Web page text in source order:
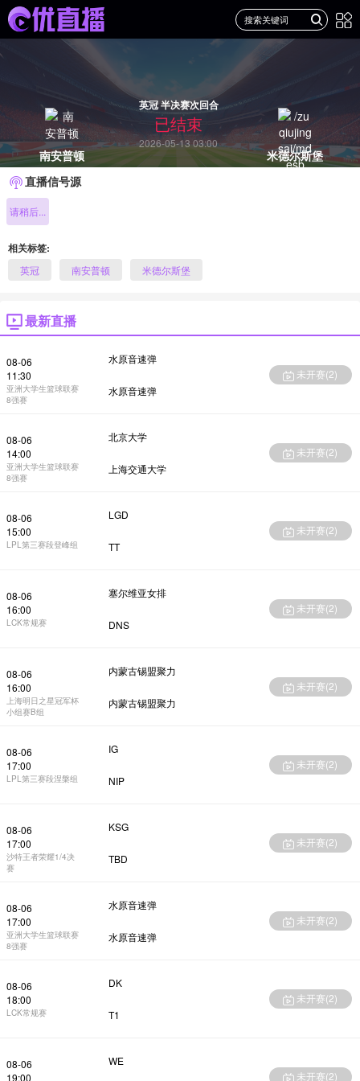
南安普顿
英冠 半决赛次回合
已结束
2026-05-13 03:00
米德尔斯堡
直播信号源
请稍后...
相关标签:
英冠 南安普顿 米德尔斯堡
最新直播
08-06
11:30
亚洲大学生篮球联赛
8强赛
水原音速弹
水原音速弹
未开赛(2)
08-06
14:00
亚洲大学生篮球联赛
8强赛
北京大学
上海交通大学
未开赛(2)
08-06
15:00
LPL第三赛段登峰组
LGD
TT
未开赛(2)
08-06
16:00
LCK常规赛
塞尔维亚女排
DNS
未开赛(2)
08-06
16:00
上海明日之星冠军杯
小组赛B组
内蒙古锡盟聚力
内蒙古锡盟聚力
未开赛(2)
08-06
17:00
LPL第三赛段涅槃组
IG
NIP
未开赛(2)
08-06
17:00
沙特王者荣耀1/4决
赛
KSG
TBD
未开赛(2)
08-06
17:00
亚洲大学生篮球联赛
8强赛
水原音速弹
水原音速弹
未开赛(2)
08-06
18:00
LCK常规赛
DK
T1
未开赛(2)
08-06
19:00
WE
未开赛(2)